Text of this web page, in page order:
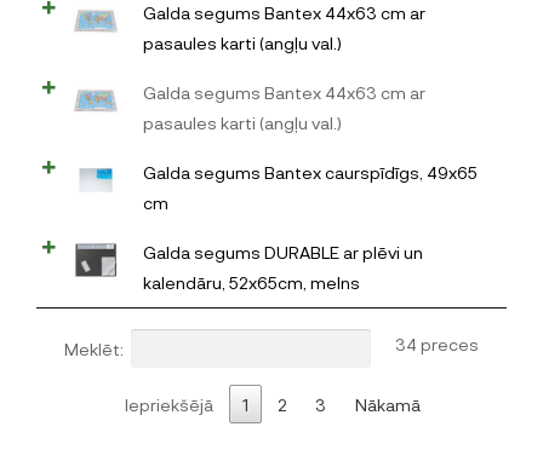
Galda segums Bantex 44x63 cm ar
pasaules karti (angļu val.)
Galda segums Bantex 44x63 cm ar
pasaules karti (angļu val.)
Galda segums Bantex caurspīdīgs, 49x65
cm
Galda segums DURABLE ar plēvi un
kalendāru, 52x65cm, melns
Meklēt: 34 preces
Iepriekšējā 1 2 3 Nākamā